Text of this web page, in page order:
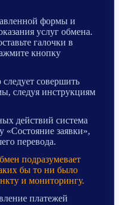
формы и
услуг обмена.
галочки в
кнопку
следует совершить
следуя инструкциям
действий система
«Состояние заявки»,
перевода.
подразумевает
бы то ни было
и мониторингу.
платежей